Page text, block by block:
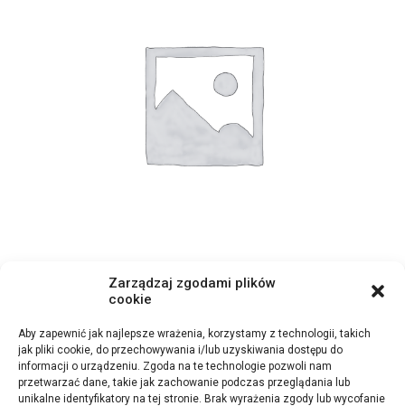
Zarządzaj zgodami plików
cookie
Aby zapewnić jak najlepsze wrażenia, korzystamy z technologii, takich
jak pliki cookie, do przechowywania i/lub uzyskiwania dostępu do
informacji o urządzeniu. Zgoda na te technologie pozwoli nam
przetwarzać dane, takie jak zachowanie podczas przeglądania lub
unikalne identyfikatory na tej stronie. Brak wyrażenia zgody lub wycofanie
BQS 43/JC7/2022